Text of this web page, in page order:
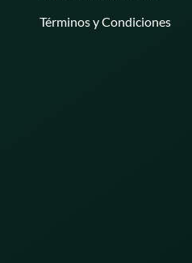
Términos y Condiciones